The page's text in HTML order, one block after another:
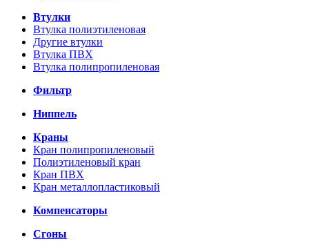
Втулки
Втулка полиэтиленовая
Другие втулки
Втулка ПВХ
Втулка полипропиленовая
Фильтр
Ниппель
Краны
Кран полипропиленовый
Полиэтиленовый кран
Кран ПВХ
Кран металлопластиковый
Компенсаторы
Сгоны